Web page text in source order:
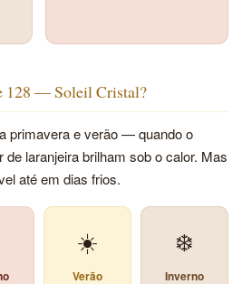
128 — Soleil Cristal?
primavera e verão — quando o
laranjeira brilham sob o calor. Mas
até em dias frios.
☀️
Verão
❄️
Inverno